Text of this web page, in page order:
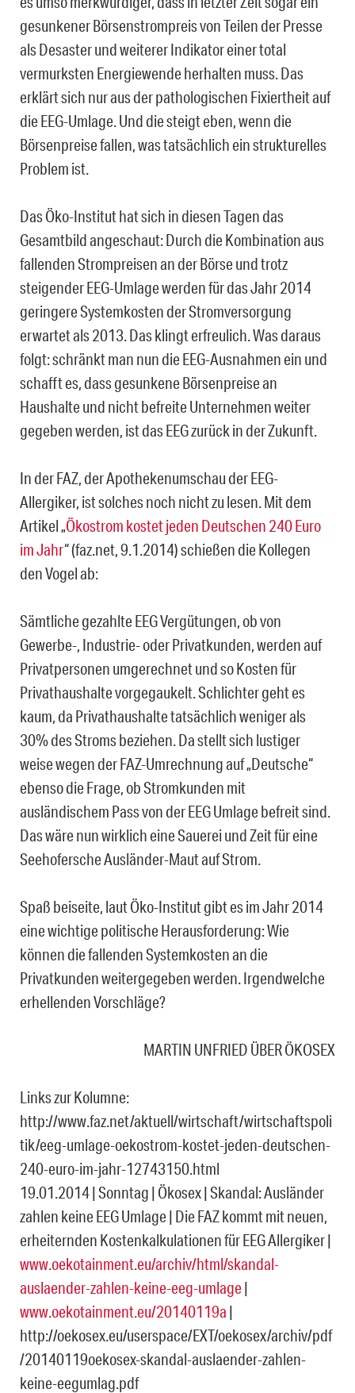
gesunkener Börsenstrompreis von Teilen der Presse
als Desaster und weiterer Indikator einer total
vermurksten Energiewende herhalten muss. Das
erklärt sich nur aus der pathologischen Fixiertheit auf
die EEG-Umlage. Und die steigt eben, wenn die
Börsenpreise fallen, was tatsächlich ein strukturelles
Problem ist.
Das Öko-Institut hat sich in diesen Tagen das
Gesamtbild angeschaut: Durch die Kombination aus
fallenden Strompreisen an der Börse und trotz
steigender EEG-Umlage werden für das Jahr 2014
geringere Systemkosten der Stromversorgung
erwartet als 2013. Das klingt erfreulich. Was daraus
folgt: schränkt man nun die EEG-Ausnahmen ein und
schafft es, dass gesunkene Börsenpreise an
Haushalte und nicht befreite Unternehmen weiter
gegeben werden, ist das EEG zurück in der Zukunft.
In der FAZ, der Apothekenumschau der EEG-
Allergiker, ist solches noch nicht zu lesen. Mit dem
Artikel „Ökostrom kostet jeden Deutschen 240 Euro
im Jahr“ (faz.net, 9.1.2014) schießen die Kollegen
den Vogel ab:
Sämtliche gezahlte EEG Vergütungen, ob von
Gewerbe-, Industrie- oder Privatkunden, werden auf
Privatpersonen umgerechnet und so Kosten für
Privathaushalte vorgegaukelt. Schlichter geht es
kaum, da Privathaushalte tatsächlich weniger als
30% des Stroms beziehen. Da stellt sich lustiger
weise wegen der FAZ-Umrechnung auf „Deutsche“
ebenso die Frage, ob Stromkunden mit
ausländischem Pass von der EEG Umlage befreit sind.
Das wäre nun wirklich eine Sauerei und Zeit für eine
Seehofersche Ausländer-Maut auf Strom.
Spaß beiseite, laut Öko-Institut gibt es im Jahr 2014
eine wichtige politische Herausforderung: Wie
können die fallenden Systemkosten an die
Privatkunden weitergegeben werden. Irgendwelche
erhellenden Vorschläge?
MARTIN UNFRIED ÜBER ÖKOSEX
Links zur Kolumne:
http://www.faz.net/aktuell/wirtschaft/wirtschaftspoli
tik/eeg-umlage-oekostrom-kostet-jeden-deutschen-
240-euro-im-jahr-12743150.html
19.01.2014 | Sonntag | Ökosex | Skandal: Ausländer
zahlen keine EEG Umlage | Die FAZ kommt mit neuen,
erheiternden Kostenkalkulationen für EEG Allergiker |
www.oekotainment.eu/archiv/html/skandal-
auslaender-zahlen-keine-eeg-umlage|
www.oekotainment.eu/20140119a |
http://oekosex.eu/userspace/EXT/oekosex/archiv/pdf
/20140119oekosex-skandal-auslaender-zahlen-
keine-eegumlag.pdf